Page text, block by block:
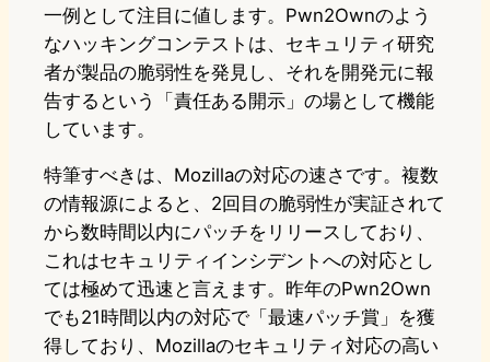
一例として注目に値します。Pwn2Ownのよう
なハッキングコンテストは、セキュリティ研究
者が製品の脆弱性を発見し、それを開発元に報
告するという「責任ある開示」の場として機能
しています。
特筆すべきは、Mozillaの対応の速さです。複数
の情報源によると、2回目の脆弱性が実証されて
から数時間以内にパッチをリリースしており、
これはセキュリティインシデントへの対応とし
ては極めて迅速と言えます。昨年のPwn2Own
でも21時間以内の対応で「最速パッチ賞」を獲
得しており、Mozillaのセキュリティ対応の高い